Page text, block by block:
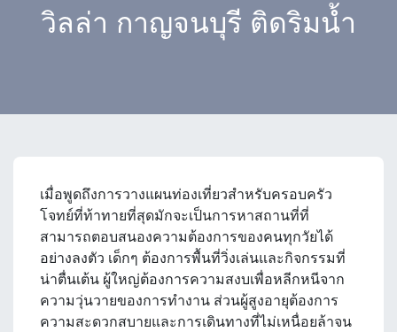
วิลล่า กาญจนบุรี ติดริมน้ำ
เมื่อพูดถึงการวางแผนท่องเที่ยวสำหรับครอบครัว
โจทย์ที่ท้าทายที่สุดมักจะเป็นการหาสถานที่ที่
สามารถตอบสนองความต้องการของคนทุกวัยได้
อย่างลงตัว เด็กๆ ต้องการพื้นที่วิ่งเล่นและกิจกรรมที่
น่าตื่นเต้น ผู้ใหญ่ต้องการความสงบเพื่อหลีกหนีจาก
ความวุ่นวายของการทำงาน ส่วนผู้สูงอายุต้องการ
ความสะดวกสบายและการเดินทางที่ไม่เหนื่อยล้าจน